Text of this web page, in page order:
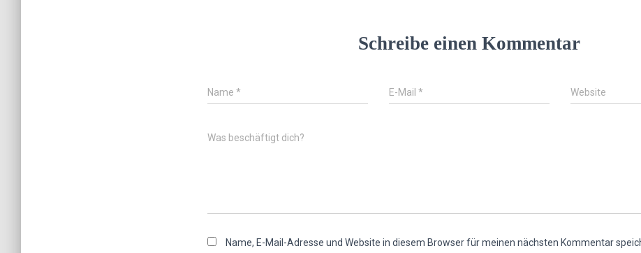
Schreibe einen Kommentar
Name * E-Mail * Website
Was beschäftigt dich?
Name, E-Mail-Adresse und Website in diesem Browser für meinen nächsten Kommentar